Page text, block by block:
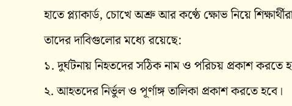
হাতে প্ল্যাকার্ড, চোখে অশ্রু আর কণ্ঠে ক্ষোভ নিয়ে
তাদের দাবিগুলোর মধ্যে রয়েছে:
১. দুর্ঘটনায় নিহতদের সঠিক নাম ও পরিচয় প্রকাশ করতে
২. আহতদের নির্ভুল ও পূর্ণাঙ্গ তালিকা প্রকাশ করতে হবে।